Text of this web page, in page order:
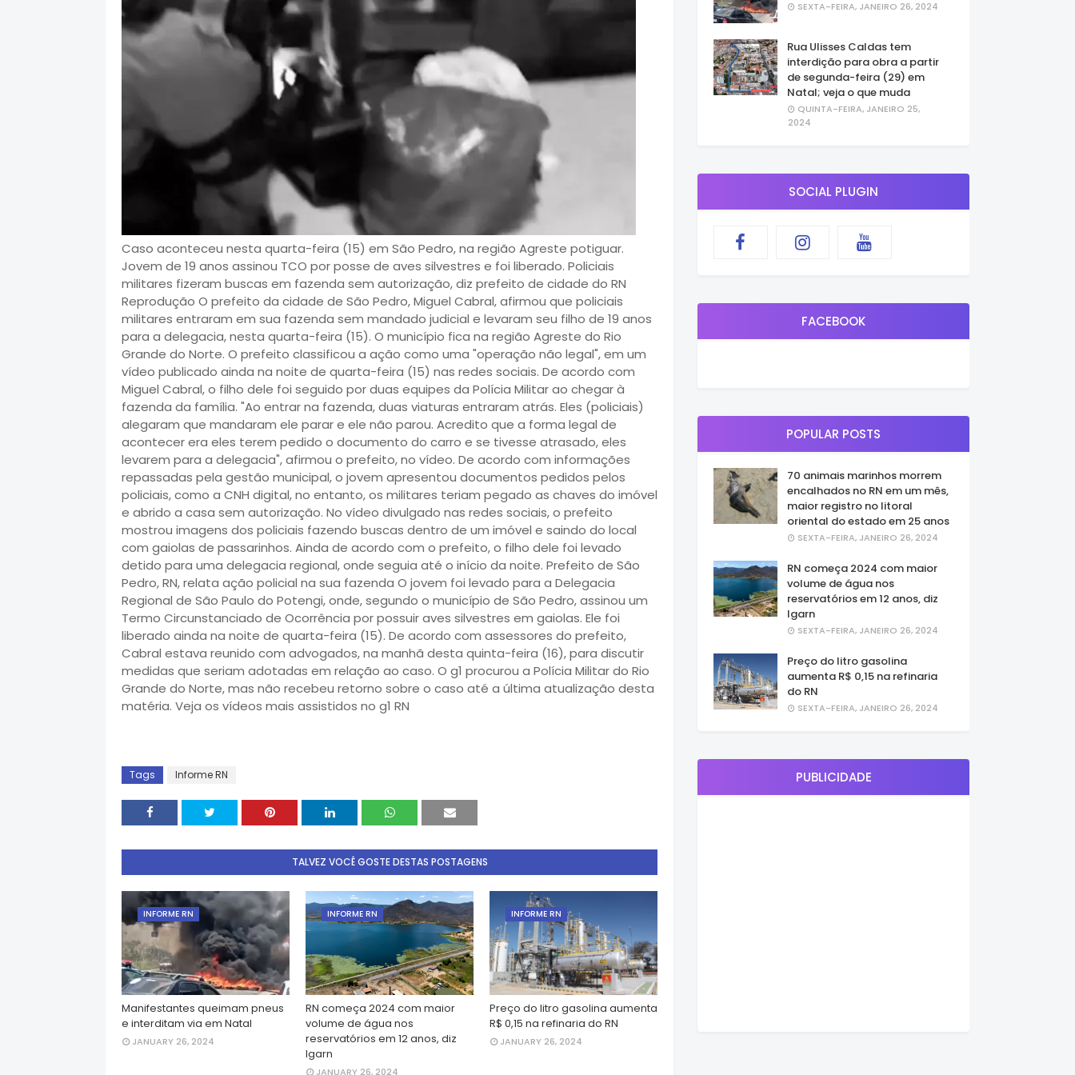
Caso aconteceu nesta quarta-feira (15) em São Pedro, na região Agreste potiguar.
Jovem de 19 anos assinou TCO por posse de aves silvestres e foi liberado. Policiais
militares fizeram buscas em fazenda sem autorização, diz prefeito de cidade do RN
Reprodução O prefeito da cidade de São Pedro, Miguel Cabral, afirmou que policiais
militares entraram em sua fazenda sem mandado judicial e levaram seu filho de 19 anos
para a delegacia, nesta quarta-feira (15). O município fica na região Agreste do Rio
Grande do Norte. O prefeito classificou a ação como uma "operação não legal", em um
vídeo publicado ainda na noite de quarta-feira (15) nas redes sociais. De acordo com
Miguel Cabral, o filho dele foi seguido por duas equipes da Polícia Militar ao chegar à
fazenda da família. "Ao entrar na fazenda, duas viaturas entraram atrás. Eles (policiais)
alegaram que mandaram ele parar e ele não parou. Acredito que a forma legal de
acontecer era eles terem pedido o documento do carro e se tivesse atrasado, eles
levarem para a delegacia", afirmou o prefeito, no vídeo. De acordo com informações
repassadas pela gestão municipal, o jovem apresentou documentos pedidos pelos
policiais, como a CNH digital, no entanto, os militares teriam pegado as chaves do imóvel
e abrido a casa sem autorização. No vídeo divulgado nas redes sociais, o prefeito
mostrou imagens dos policiais fazendo buscas dentro de um imóvel e saindo do local
com gaiolas de passarinhos. Ainda de acordo com o prefeito, o filho dele foi levado
detido para uma delegacia regional, onde seguia até o início da noite. Prefeito de São
Pedro, RN, relata ação policial na sua fazenda O jovem foi levado para a Delegacia
Regional de São Paulo do Potengi, onde, segundo o município de São Pedro, assinou um
Termo Circunstanciado de Ocorrência por possuir aves silvestres em gaiolas. Ele foi
liberado ainda na noite de quarta-feira (15). De acordo com assessores do prefeito,
Cabral estava reunido com advogados, na manhã desta quinta-feira (16), para discutir
medidas que seriam adotadas em relação ao caso. O g1 procurou a Polícia Militar do Rio
Grande do Norte, mas não recebeu retorno sobre o caso até a última atualização desta
matéria. Veja os vídeos mais assistidos no g1 RN
Tags Informe RN
TALVEZ VOCÊ GOSTE DESTAS POSTAGENS
INFORME RN
Manifestantes queimam pneus
e interditam via em Natal
JANUARY 26, 2024
INFORME RN
RN começa 2024 com maior
volume de água nos
reservatórios em 12 anos, diz
Igarn
JANUARY 26, 2024
INFORME RN
Preço do litro gasolina aumenta
R$ 0,15 na refinaria do RN
JANUARY 26, 2024
SEXTA-FEIRA, JANEIRO 26, 2024
Rua Ulisses Caldas tem
interdição para obra a partir
de segunda-feira (29) em
Natal; veja o que muda
QUINTA-FEIRA, JANEIRO 25,
2024
SOCIAL PLUGIN
FACEBOOK
POPULAR POSTS
70 animais marinhos morrem
encalhados no RN em um mês,
maior registro no litoral
oriental do estado em 25 anos
SEXTA-FEIRA, JANEIRO 26, 2024
RN começa 2024 com maior
volume de água nos
reservatórios em 12 anos, diz
Igarn
SEXTA-FEIRA, JANEIRO 26, 2024
Preço do litro gasolina
aumenta R$ 0,15 na refinaria
do RN
SEXTA-FEIRA, JANEIRO 26, 2024
PUBLICIDADE